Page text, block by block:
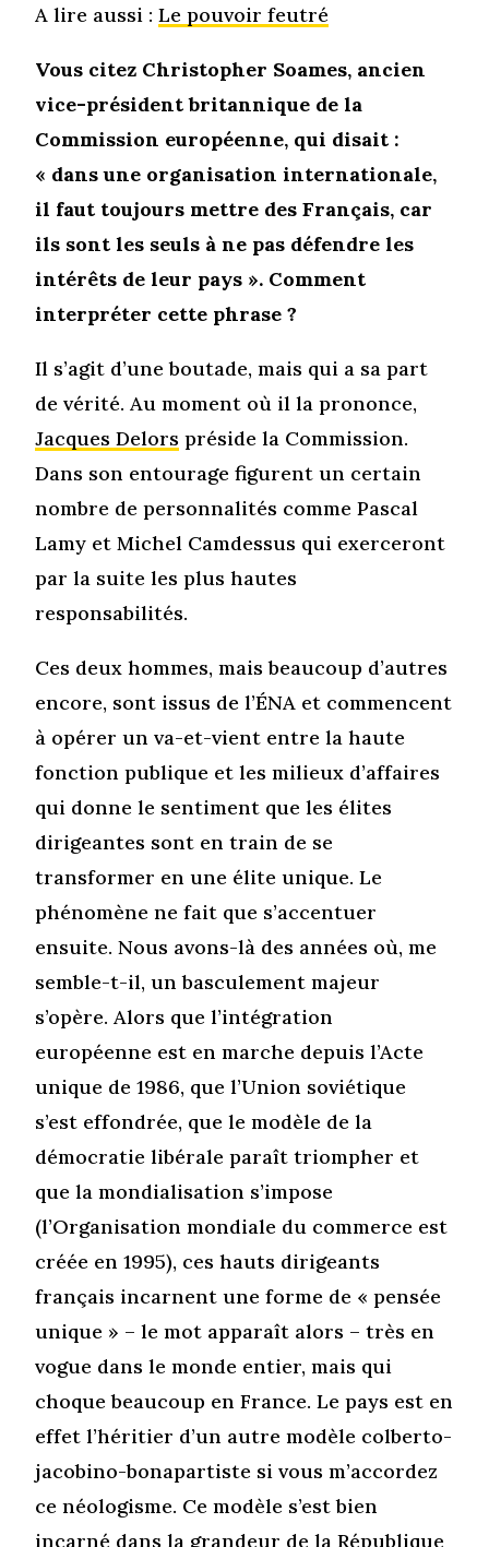
A lire aussi :Le pouvoir feutré
Vous citez Christopher Soames, ancien
vice-président britannique de la
Commission européenne, qui disait :
« dans une organisation internationale,
il faut toujours mettre des Français, car
ils sont les seuls à ne pas défendre les
intérêts de leur pays ». Comment
interpréter cette phrase ?
Il s’agit d’une boutade, mais qui a sa part
de vérité. Au moment où il la prononce,
Jacques Delors préside la Commission.
Dans son entourage figurent un certain
nombre de personnalités comme Pascal
Lamy et Michel Camdessus qui exerceront
par la suite les plus hautes
responsabilités.
Ces deux hommes, mais beaucoup d’autres
encore, sont issus de l’ÉNA et commencent
à opérer un va-et-vient entre la haute
fonction publique et les milieux d’affaires
qui donne le sentiment que les élites
dirigeantes sont en train de se
transformer en une élite unique. Le
phénomène ne fait que s’accentuer
ensuite. Nous avons-là des années où, me
semble-t-il, un basculement majeur
s’opère. Alors que l’intégration
européenne est en marche depuis l’Acte
unique de 1986, que l’Union soviétique
s’est effondrée, que le modèle de la
démocratie libérale paraît triompher et
que la mondialisation s’impose
(l’Organisation mondiale du commerce est
créée en 1995), ces hauts dirigeants
français incarnent une forme de « pensée
unique » – le mot apparaît alors – très en
vogue dans le monde entier, mais qui
choque beaucoup en France. Le pays est en
effet l’héritier d’un autre modèle colberto-
jacobino-bonapartiste si vous m’accordez
ce néologisme. Ce modèle s’est bien
incarné dans la grandeur de la République